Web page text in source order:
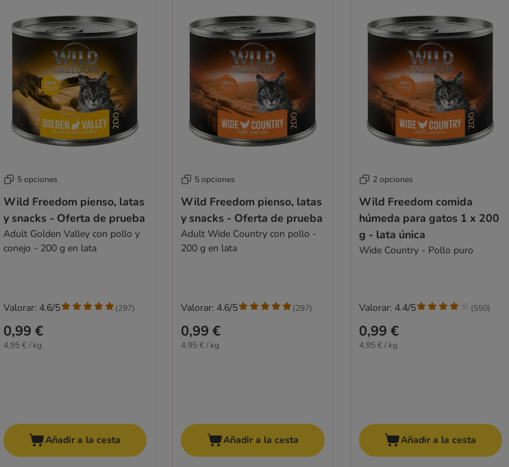
5 opciones
Wild Freedom pienso, latas
y snacks - Oferta de prueba
Adult Golden Valley con pollo y
conejo - 200 g en lata
0,99 €
4,95 € / kg
Valorar: 4.6/5 (297)
Añadir a la cesta
5 opciones
Wild Freedom pienso, latas
y snacks - Oferta de prueba
Adult Wide Country con pollo -
200 g en lata
0,99 €
4,95 € / kg
Valorar: 4.6/5 (297)
Añadir a la cesta
2 opciones
Wild Freedom comida
húmeda para gatos 1 x 200
g - lata única
Wide Country - Pollo puro
0,99 €
4,95 € / kg
Valorar: 4.4/5 (550)
Añadir a la cesta